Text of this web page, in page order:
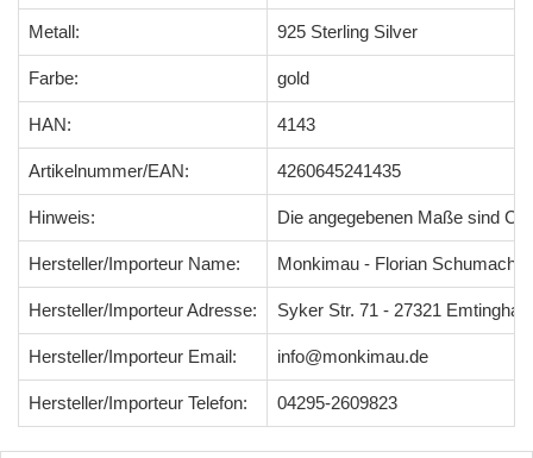
Metall: 925 Sterling Silver
Farbe: gold
HAN: 4143
Artikelnummer/EAN: 4260645241435
Hinweis: Die angegebenen Maße sind
Hersteller/Importeur Name: Monkimau - Florian Schumacher
Hersteller/Importeur Adresse: Syker Str. 71 - 27321
Hersteller/Importeur Email: info@monkimau.de
Hersteller/Importeur Telefon: 04295-2609823